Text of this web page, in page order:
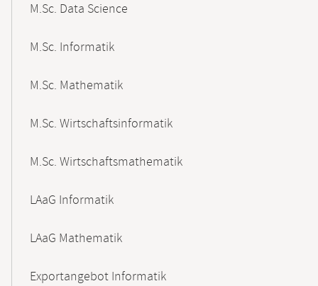
M.Sc. Data Science
M.Sc. Informatik
M.Sc. Mathematik
M.Sc. Wirtschaftsinformatik
M.Sc. Wirtschaftsmathematik
LAaG Informatik
LAaG Mathematik
Exportangebot Informatik